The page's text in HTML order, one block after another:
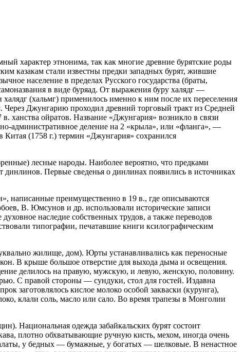
характер этнонима, так как многие древние бурятские роды
казакам стали известны предки западных бурят, жившие
население в пределах Русского государства (браты,
в виде буряад. От выражения буру халядг —
(хальмг) применилось именно к ним после их переселения
Через Джунгарию проходил древний торговый тракт из Средней
ханства ойратов. Название «Джунгария» возникло в связи
административное деление на 2 «крыла», или «фланга», —
(1758 г.) термин «Джунгария» сохранился
лесные народы. Наиболее вероятно, что предками
Первые сведенья о динлинах появились в источниках
написанные преимущественно в 19 в., где описываются
В. Юмсунов и др. использовали исторические записи
наследие собственных трудов, а также переводов
типографии, печатавшие книги ксилографическим
жилище, дом). Юрты устанавливались как переносные
В крыше большое отверстие для выхода дыма и освещения.
делилось на правую, мужскую, и левую, женскую, половину.
С правой стороны — сундуки, стол для гостей. Издавна
заготовлялось кислое молоко особой закваски (курунга),
клали соль, масло или сало. Во время трапезы в Монголии
Национальная одежда забайкальских бурят состоит
плотно обхватывающие ручную кисть, мехом, иногда очень
у бедных — бумажные, у богатых — шелковые. В ненастное